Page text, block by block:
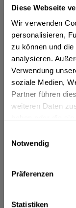
Diese Webseite
Wir verwenden
personalisieren,
zu können und
analysieren.
Verwendung
soziale Medien,
Partner führen
weiteren Daten
Notwendig
Präferenzen
Statistiken
ab 5,49 € *
Inhalt:9 Liter (0,61 € * /
inkl. MwSt.ggf. zzgl.
Vorrätig
EINWEG
+1,50 € Pfand
In den
mehr
Zutaten und